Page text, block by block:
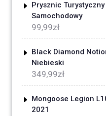
Prysznic
Samochodowy
99,99zł
Black Diamond
Niebieski
349,99zł
Mongoose Legion
2021